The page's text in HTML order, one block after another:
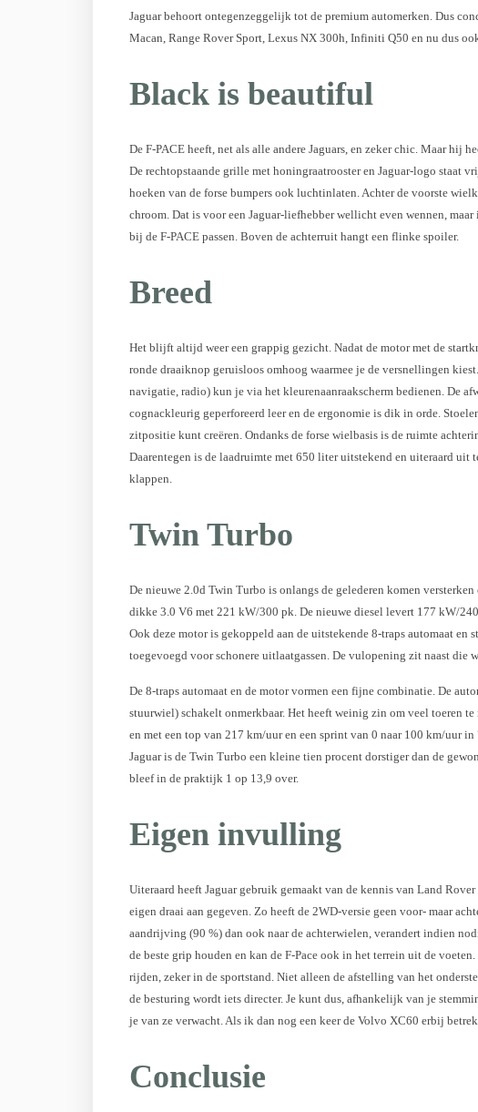
Jaguar behoort ontegenzeggelijk tot de premium automerken. Dus
Macan, Range Rover Sport, Lexus NX 300h, Infiniti Q50 en nu dus
Black is beautiful
De F-PACE heeft, net als alle andere Jaguars, en zeker chic. Maar hij
De rechtopstaande grille met honingraatrooster en Jaguar-logo staat
hoeken van de forse bumpers ook luchtinlaten. Achter de voorste
chroom. Dat is voor een Jaguar-liefhebber wellicht even wennen,
bij de F-PACE passen. Boven de achterruit hangt een flinke spoiler.
Breed
Het blijft altijd weer een grappig gezicht. Nadat de motor met de
ronde draaiknop geruisloos omhoog waarmee je de versnellingen
navigatie, radio) kun je via het kleurenaanraakscherm bedienen. De
cognackleurig geperforeerd leer en de ergonomie is dik in orde.
zitpositie kunt creëren. Ondanks de forse wielbasis is de ruimte
Daarentegen is de laadruimte met 650 liter uitstekend en uiteraard
klappen.
Twin Turbo
De nieuwe 2.0d Twin Turbo is onlangs de gelederen komen
dikke 3.0 V6 met 221 kW/300 pk. De nieuwe diesel levert 177 kW/
Ook deze motor is gekoppeld aan de uitstekende 8-traps automaat
toegevoegd voor schonere uitlaatgassen. De vulopening zit naast die
De 8-traps automaat en de motor vormen een fijne combinatie. De
stuurwiel) schakelt onmerkbaar. Het heeft weinig zin om veel toeren
en met een top van 217 km/uur en een sprint van 0 naar 100 km/uur
Jaguar is de Twin Turbo een kleine tien procent dorstiger dan de
bleef in de praktijk 1 op 13,9 over.
Eigen invulling
Uiteraard heeft Jaguar gebruik gemaakt van de kennis van Land
eigen draai aan gegeven. Zo heeft de 2WD-versie geen voor- maar
aandrijving (90 %) dan ook naar de achterwielen, verandert indien
de beste grip houden en kan de F-Pace ook in het terrein uit de
rijden, zeker in de sportstand. Niet alleen de afstelling van het
de besturing wordt iets directer. Je kunt dus, afhankelijk van je
je van ze verwacht. Als ik dan nog een keer de Volvo XC60 erbij
Conclusie